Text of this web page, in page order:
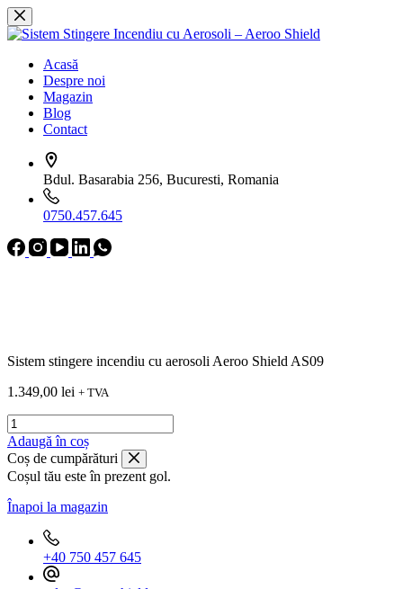
Sari
la
Acasă
Despre noi
Magazin
Blog
Contact
Bdul. Basarabia 256, Bucuresti, Romania
0750.457.645
Sistem stingere incendiu cu aerosoli Aeroo Shield AS09
1.349,00 lei + TVA
Cantitate
Sistem
stingere
incendiu
cu
aerosoli
Aeroo
Adaugă în coș
Coș de cumpărături
Coșul tău este în prezent gol.
Înapoi la magazin
+40 750 457 645